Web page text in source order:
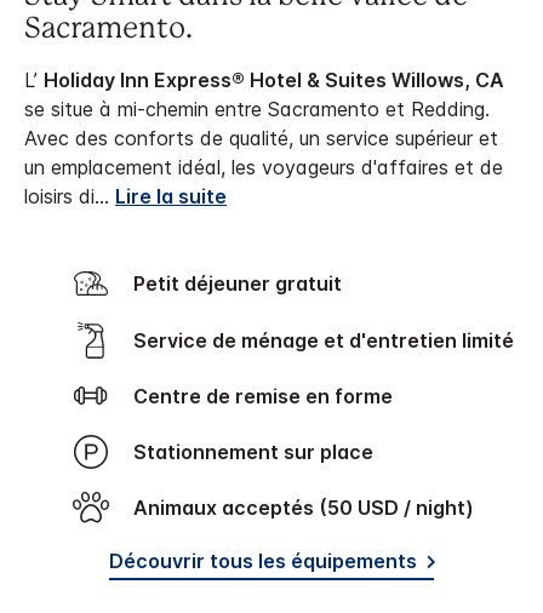
Sacramento.
L’ Holiday Inn Express® Hotel & Suites Willows, CA
se situe à mi-chemin entre Sacramento et Redding.
Avec des conforts de qualité, un service supérieur et
un emplacement idéal, les voyageurs d'affaires et de
loisirs di... Lire la suite
Petit déjeuner gratuit
Service de ménage et d'entretien limité
Centre de remise en forme
Stationnement sur place
Animaux acceptés (50 USD / night)
Découvrir tous les équipements